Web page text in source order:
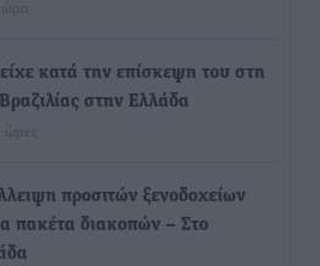
ώρα
κατά την επίσκεψη του στη
στην Ελλάδα
προσιτών ξενοδοχείων
πακέτα διακοπών – Στο